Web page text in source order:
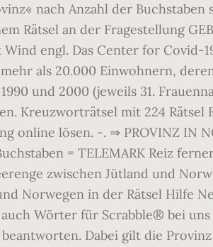
nach Anzahl der
Rätsel an der Fragestellung
engl. Das Center for
als 20.000 Einwohnern,
und 2000 (jeweils 31.
Kreuzworträtsel mit 224
online lösen. -. ⇒ PROVINZ IN
= TELEMARK Reiz
zwischen Jütland und
Norwegen in der Rätsel Hilfe
Wörter für Scrabble® bei uns
Dabei gilt die